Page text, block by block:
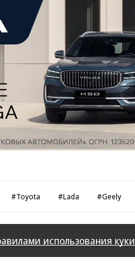
#Toyota #Lada #Geely
использования куки